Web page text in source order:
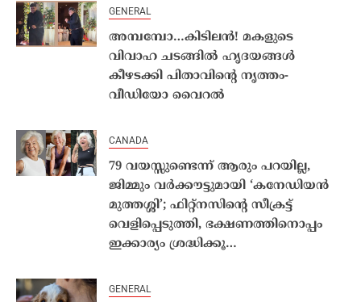
GENERAL
അമ്പമ്പോ…കിടിലൻ! മകളുടെ
വിവാഹ ചടങ്ങിൽ ഹൃദയങ്ങൾ
കീഴടക്കി പിതാവിൻ്റെ നൃത്തം-
വീഡിയോ വൈറൽ
CANADA
79 വയസ്സുണ്ടെന്ന് ആരും പറയില്ല,
ജിമ്മും വർക്കൗട്ടുമായി ‘കനേഡിയൻ
മുത്തശ്ശി’; ഫിറ്റ്നസിൻ്റെ സീക്രട്ട്
വെളിപ്പെടുത്തി, ഭക്ഷണത്തിനൊപ്പം
ഇക്കാര്യം ശ്രദ്ധിക്കൂ…
GENERAL